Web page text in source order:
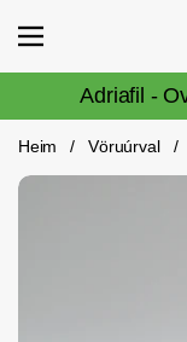
Vörulisti
Adriafil -
Heim / Vöruúrval /